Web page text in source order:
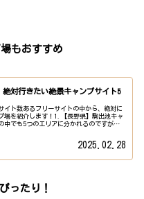
もおすすめ
絶対行きたい絶景キャンプサイト5
イト数あるフリーサイトの中から、絶対に
場を紹介します！1.【長野県】駒出池キャ
中でも5つのエリアに分かれるのですが中
2025.02.28
ったり！